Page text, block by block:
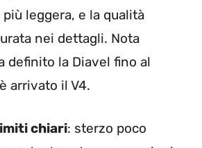
leggera, e la qualità
nei dettagli. Nota
definito la Diavel fino al
arrivato il V4.
chiari: sterzo poco